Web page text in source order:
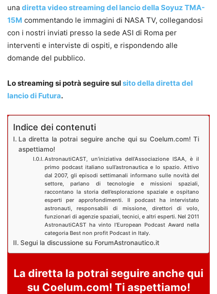
una diretta video streaming del lancio della Soyuz TMA-
15M commentando le immagini di NASA TV, collegandosi
con i nostri inviati presso la sede ASI di Roma per
interventi e interviste di ospiti, e rispondendo alle
domande del pubblico.
Lo streaming si potrà seguire sulsito della diretta del
lancio di Futura.
Indice dei contenuti
La diretta la potrai seguire anche qui su Coelum.com! Ti
aspettiamo!
AstronautiCAST, un’iniziativa dell’Associazione ISAA, è il
primo podcast italiano sull’astronautica e lo spazio. Attivo
dal 2007, gli episodi settimanali informano sulle novità del
settore, parlano di tecnologie e missioni spaziali,
raccontano la storia dell’esplorazione spaziale e ospitano
esperti per approfondimenti. Il podcast ha intervistato
astronauti, responsabili di missione, direttori di volo,
funzionari di agenzie spaziali, tecnici, e altri esperti. Nel 2011
AstronautiCAST ha vinto l’European Podcast Award nella
categoria Best non profit Podcast in Italy.
Segui la discussione su ForumAstronautico.it
La diretta la potrai seguire anche qui
su Coelum.com! Ti aspettiamo!